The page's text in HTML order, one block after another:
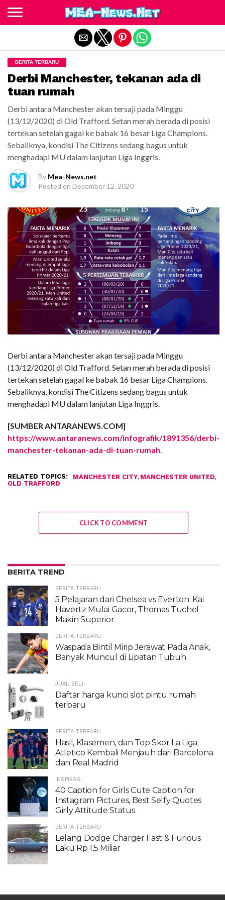
BERITA TERBARU
Derbi Manchester, tekanan ada di
tuan rumah
Derbi antara Manchester akan tersaji pada Minggu
(13/12/2020) di Old Trafford. Setan merah berada di posisi
tertekan setelah gagal ke babak 16 besar Liga Champions.
Sebaliknya, kondisi The Citizens sedang bagus untuk
menghadapi MU dalam lanjutan Liga Inggris.
By Mea-News.net
Posted on December 12, 2020
Derbi antara Manchester akan tersaji pada Minggu
(13/12/2020) di Old Trafford. Setan merah berada di posisi
tertekan setelah gagal ke babak 16 besar Liga Champions.
Sebaliknya, kondisi The Citizens sedang bagus untuk
menghadapi MU dalam lanjutan Liga Inggris.
[SUMBER ANTARANEWS.COM]
https://www.antaranews.com/infografik/1891356/derbi-
manchester-tekanan-ada-di-tuan-rumah.
RELATED TOPICS: MANCHESTER CITY, MANCHESTER UNITED,
OLD TRAFFORD
CLICK TO COMMENT
BERITA TREND
BERITA TERBARU
5 Pelajaran dari Chelsea vs Everton: Kai
Havertz Mulai Gacor, Thomas Tuchel
Makin Superior
BERITA TERBARU
Waspada Bintil Mirip Jerawat Pada Anak,
Banyak Muncul di Lipatan Tubuh
JUAL BELI
Daftar harga kunci slot pintu rumah
terbaru
BERITA TERBARU
Hasil, Klasemen, dan Top Skor La Liga:
Atletico Kembali Menjauh dari Barcelona
dan Real Madrid
INSPIRASI
40 Caption for Girls Cute Caption for
Instagram Pictures, Best Selfy Quotes
Girly Attitude Status
BERITA TERBARU
Lelang Dodge Charger Fast & Furious
Laku Rp 1,5 Miliar
Exit mobile version